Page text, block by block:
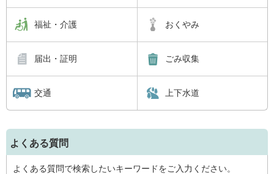
福祉・介護 おくやみ
届出・証明 ごみ収集
交通 上下水道
よくある質問
よくある質問で検索したいキーワードをご入力ください。